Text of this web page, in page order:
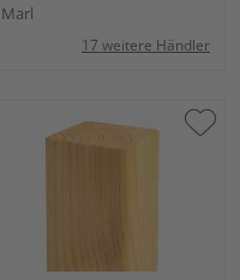
Marl
17 weitere Händler